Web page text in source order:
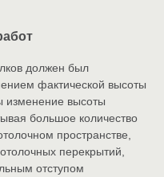
должен был
фактической высоты
изменение высоты
большое количество
пространстве,
перекрытий,
отступом